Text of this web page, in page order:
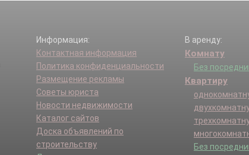
Информация:
Контактная информация
Политика конфиденциальности
Размещение рекламы
Советы юриста
Новости недвижимости
Каталог сайтов
Доска объявлений по
строительству
В аренду:
Комнату
Без
Квартиру
Без